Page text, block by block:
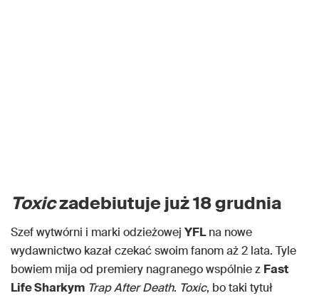
Toxiczadebiutuje już 18 grudnia
Szef wytwórni i marki odzieżowej YFLna nowe
wydawnictwo kazał czekać swoim fanom aż 2 lata. Tyle
bowiem mija od premiery nagranego wspólnie z Fast
Life Sharkym Trap After Death. Toxic, bo taki tytuł